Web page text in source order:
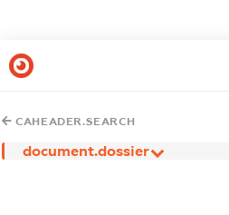
CAHEADER.SEARCH
document.dossier